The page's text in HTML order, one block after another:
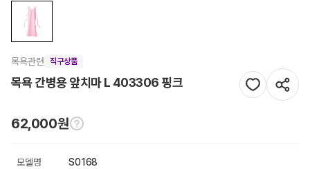
목욕관련 직구상품
목욕 간병용 앞치마 L 403306 핑크
62,000원
모델명 S0168